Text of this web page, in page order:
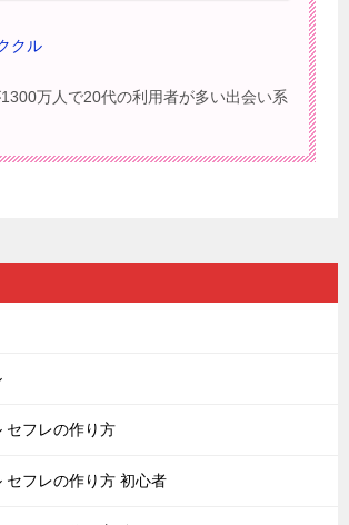
クル
万人で20代の利用者が多い出会い系
セフレの作り方
セフレの作り方 初心者